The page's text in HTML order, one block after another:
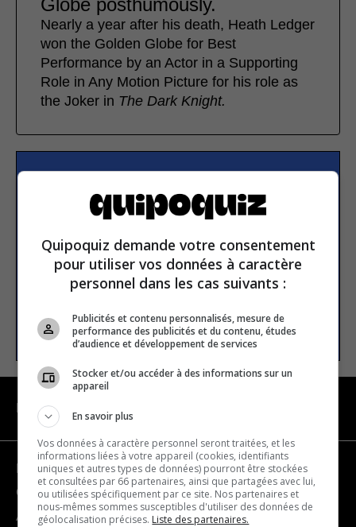
Globe posthumously.
Nearly a year after his death, Heath Ledger
won the Golden Globe for Best
Performance by an Actor in a Supporting
Role in Any Motion Picture for his role as
the Joker in The Dark Knight.
newsletter
Email address
SUBSCRIBE
NAVIGATION
Become a partner
Contact us
About us
Quipoquiz demande votre consentement
pour utiliser vos données à caractère
personnel dans les cas suivants :
Publicités et contenu personnalisés, mesure de
performance des publicités et du contenu, études
d’audience et développement de services
Stocker et/ou accéder à des informations sur un
appareil
En savoir plus
Vos données à caractère personnel seront traitées, et les
informations liées à votre appareil (cookies, identifiants
uniques et autres types de données) pourront être stockées
et consultées par 66 partenaires, ainsi que partagées avec lui,
ou utilisées spécifiquement par ce site. Nos partenaires et
nous-mêmes sommes susceptibles d'utiliser des données de
géolocalisation précises. Liste des partenaires.